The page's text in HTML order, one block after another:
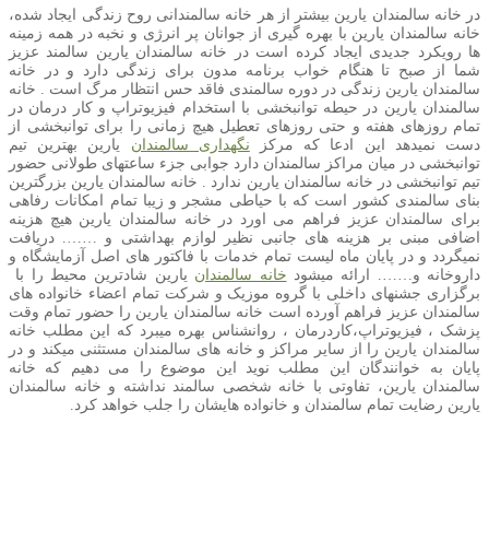
در خانه سالمندان یارین بیشتر از هر خانه سالمندانی روح زندگی ایجاد شده،
خانه سالمندان یارین با بهره گیری از جوانان پر انرژی و نخبه در همه زمینه
ها رویکرد جدیدی ایجاد کرده است در خانه سالمندان یارین سالمند عزیز
شما از صبح تا هنگام خواب برنامه مدون برای زندگی دارد و در خانه
سالمندان یارین زندگی در دوره سالمندی فاقد حس انتظار مرگ است . خانه
سالمندان یارین در حیطه توانبخشی با استخدام فیزیوتراپ و کار درمان در
تمام روزهای هفته و حتی روزهای تعطیل هیچ زمانی را برای توانبخشی از
دست نمیدهد این ادعا که مرکز نگهداری سالمندان یارین بهترین تیم
توانبخشی در میان مراکز سالمندان دارد جوابی جزء ساعتهای طولانی حضور
تیم توانبخشی در خانه سالمندان یارین ندارد . خانه سالمندان یارین بزرگترین
بنای سالمندی کشور است که با حیاطی مشجر و زیبا تمام امکانات رفاهی
برای سالمندان عزیز فراهم می اورد در خانه سالمندان یارین هیچ هزینه
اضافی مبنی بر هزینه های جانبی نظیر لوازم بهداشتی و ……. دریافت
نمیگردد و در پایان ماه لیست تمام خدمات با فاکتور های اصل آزمایشگاه و
داروخانه و……. ارائه میشود خانه سالمندان یارین شادترین محیط را با
برگزاری جشنهای داخلی با گروه موزیک و شرکت تمام اعضاء خانواده های
سالمندان عزیز فراهم آورده است خانه سالمندان یارین را حضور تمام وقت
پزشک ، فیزیوتراپ،کاردرمان ، روانشناس بهره میبرد که این مطلب خانه
سالمندان یارین را از سایر مراکز و خانه های سالمندان مستثنی میکند و در
پایان به خوانندگان این مطلب نوید این موضوع را می دهیم که خانه
سالمندان یارین، تفاوتی با خانه شخصی سالمند نداشته و خانه سالمندان
یارین رضایت تمام سالمندان و خانواده هایشان را جلب خواهد کرد.